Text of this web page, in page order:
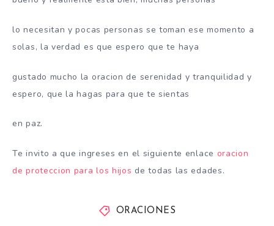
lo necesitan y pocas personas se toman ese momento a
solas, la verdad es que espero que te haya
gustado mucho la oracion de serenidad y tranquilidad y
espero, que la hagas para que te sientas
en paz.
Te invito a que ingreses en el siguiente enlace oracion
de proteccion para los hijos de todas las edades.
ORACIONES